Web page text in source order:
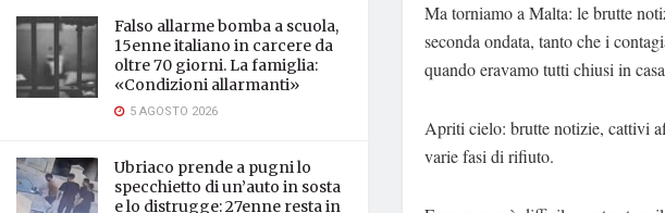
Falso allarme bomba a scuola,
15enne italiano in carcere da
oltre 70 giorni. La famiglia:
«Condizioni allarmanti»
5 AGOSTO 2026
Ubriaco prende a pugni lo
specchietto di un’auto in sosta
e lo distrugge: 27enne resta in
Ma torniamo a Malta: le brutte
seconda ondata, tanto che i
quando eravamo tutti chiusi in
Apriti cielo: brutte notizie, cattivi
varie fasi di rifiuto.